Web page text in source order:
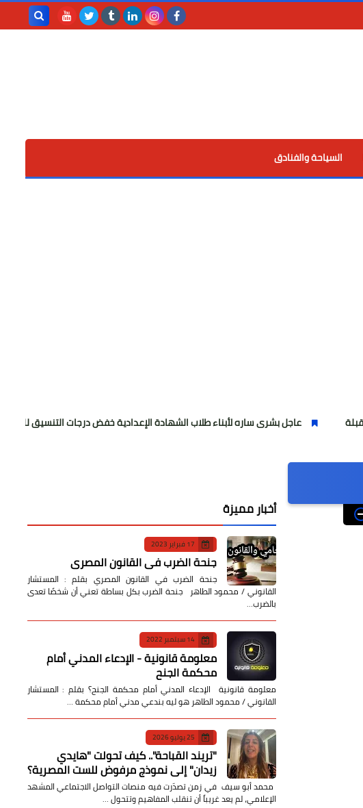
السياحة والفنادق
عاجل بشرى ساره لأبناء طلاب الشهادة الإعدادية خفض درجات التنسيق للقبول بالثانوي العام
أخبار مميزة
17 فبراير 2023
جنحة الضرب في القانون المصري
جنحة الضرب في القانون المصري بقلم : المستشار
القانوني / محمود الطاهر جنحة الضرب بكل بساطة تعني أن شخصًا تعدى
بالضرب…
14 سبتمبر 2022
معلومة قانونية - الإدعاء المدني أمام
محكمة الجنح
معلومة قانونية الإدعاء المدني أمام محكمة الجنح؟ بقلم : المستشار
القانوني / محمود الطاهر هو ليه بندعي مدني أمام محكمة …
25 يوليو 2026
​"تريند القباحة".. كيف تحولت "هايدي
زيدان" إلى نموذج مرفوض للست المصرية؟
​ محمد أبو سيف ​في زمن تصدّرت فيه منصات التواصل الاجتماعي المشهد
الإعلامي، لم يعد غريباً أن تنقلب المفاهيم وتتحول …